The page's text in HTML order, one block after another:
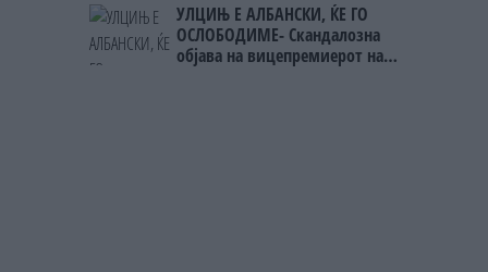
УЛЦИЊ Е АЛБАНСКИ, ЌЕ ГО
ОСЛОБОДИМЕ- Скандалозна
објава на вицепремиерот на